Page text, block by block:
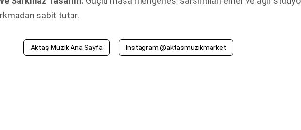
sabit tutar.
Aktaş Müzik Ana Sayfa Instagram @aktasmuzikmarket